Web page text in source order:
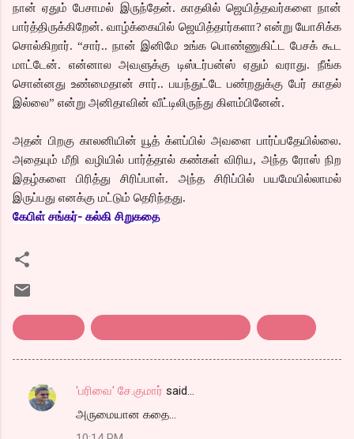
நான் ஏதும் பேசாமல் இருந்தேன். காதலில் ஜெயித்தவர்களை நான்
பார்த்திருக்கிறேன். வாழ்க்கையில் ஜெயித்தார்களா? என்று யோசிக்க
சொல்கிறார். “சார்.. நான் இனிமே உங்க பொண்ணுகிட்ட பேசக் கூட
மாட்டேன். என்னால அவளுக்கு டிஸ்டர்பன்ஸ் ஏதும் வராது. நீங்க
சொன்னது உண்மைதான் சார்.. பயந்துட்டே பண்றதுக்கு பேர் காதல்
இல்லை” என்று அனிதாவின் வீட்டிலிருந்து கிளம்பினேன்.
அதன் பிறகு காலனியின் யூத் க்ளப்பில் அவளை பார்ப்பதேயில்லை.
அதையும் மீறி வழியில் பார்த்தால் கண்கள் விரிய, அந்த ரோஸ் நிற
இதழ்களை பிரித்து சிரிப்பாள். அந்த சிரிப்பில் பயமேயில்லாமல்
இருப்பது எனக்கு மட்டும் தெரிந்தது.
கேபிள் சங்கர்- கல்கி சிறுகதை
C
'பரிவை' சே.குமார் said…
அருமையான கதை...